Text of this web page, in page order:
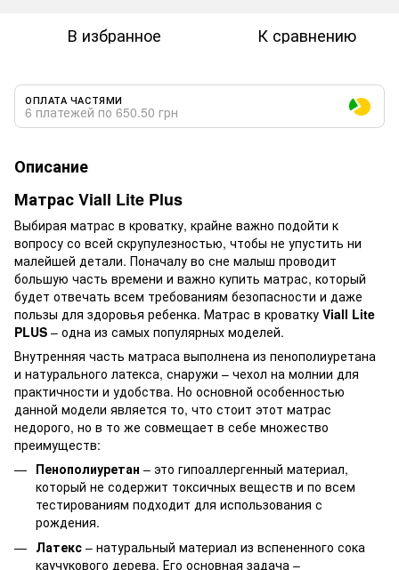
В избранное К сравнению
ОПЛАТА ЧАСТЯМИ
6 платежей по 650.50 грн
Описание
Матрас Viall Lite Plus
Выбирая матрас в кроватку, крайне важно подойти к
вопросу со всей скрупулезностью, чтобы не упустить ни
малейшей детали. Поначалу во сне малыш проводит
большую часть времени и важно купить матрас, который
будет отвечать всем требованиям безопасности и даже
пользы для здоровья ребенка. Матрас в кроватку Viall Lite
PLUS – одна из самых популярных моделей.
Внутренняя часть матраса выполнена из пенополиуретана
и натурального латекса, снаружи – чехол на молнии для
практичности и удобства. Но основной особенностью
данной модели является то, что стоит этот матрас
недорого, но в то же совмещает в себе множество
преимуществ:
Пенополиуретан – это гипоаллергенный материал,
который не содержит токсичных веществ и по всем
тестированиям подходит для использования с
рождения.
Латекс – натуральный материал из вспененного сока
каучукового дерева. Его основная задача –